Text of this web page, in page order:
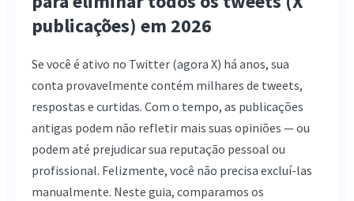
publicações) em 2026
Se você é ativo no Twitter (agora X) há anos, sua
conta provavelmente contém milhares de tweets,
respostas e curtidas. Com o tempo, as publicações
antigas podem não refletir mais suas opiniões — ou
podem até prejudicar sua reputação pessoal ou
profissional. Felizmente, você não precisa excluí-las
manualmente. Neste guia, comparamos os